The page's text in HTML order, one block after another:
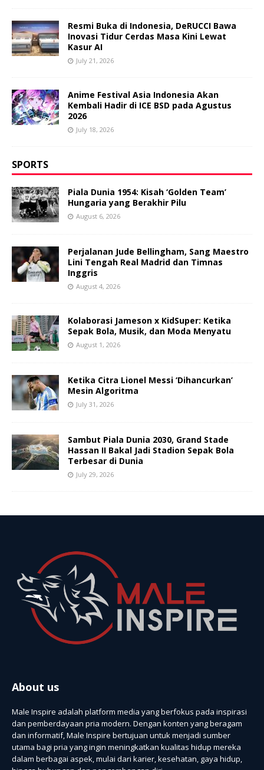
Resmi Buka di Indonesia, DeRUCCI Bawa
Inovasi Tidur Cerdas Masa Kini Lewat
Kasur AI
July 21, 2026
Anime Festival Asia Indonesia Akan
Kembali Hadir di ICE BSD pada Agustus
2026
July 18, 2026
SPORTS
Piala Dunia 1954: Kisah ‘Golden Team’
Hungaria yang Berakhir Pilu
August 6, 2026
Perjalanan Jude Bellingham, Sang Maestro
Lini Tengah Real Madrid dan Timnas
Inggris
August 4, 2026
Kolaborasi Jameson x KidSuper: Ketika
Sepak Bola, Musik, dan Moda Menyatu
August 1, 2026
Ketika Citra Lionel Messi ‘Dihancurkan’
Mesin Algoritma
July 31, 2026
Sambut Piala Dunia 2030, Grand Stade
Hassan II Bakal Jadi Stadion Sepak Bola
Terbesar di Dunia
July 29, 2026
About us
Male Inspire adalah platform media yang berfokus pada inspirasi
dan pemberdayaan pria modern. Dengan konten yang beragam
dan informatif, Male Inspire bertujuan untuk menjadi sumber
utama bagi pria yang ingin meningkatkan kualitas hidup mereka
dalam berbagai aspek, mulai dari karier, kesehatan, gaya hidup,